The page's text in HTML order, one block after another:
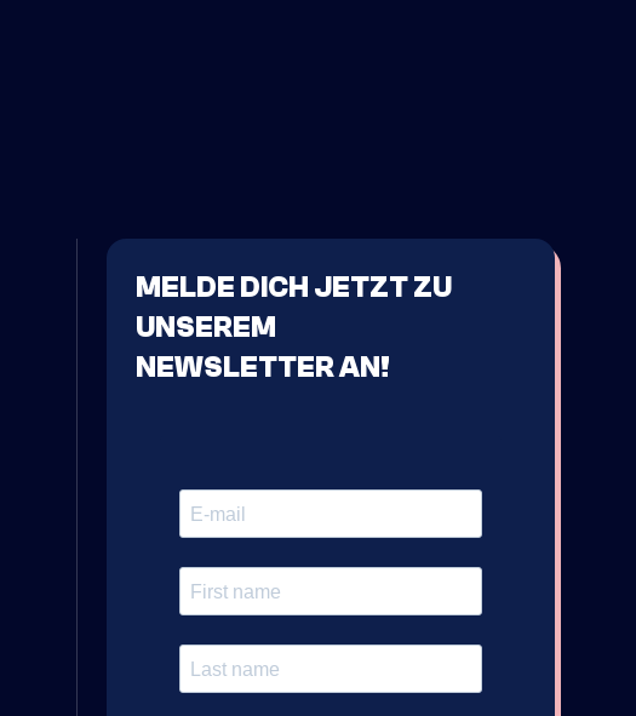
MELDE DICH JETZT ZU
UNSEREM
NEWSLETTER AN!